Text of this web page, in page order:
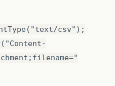
csv");